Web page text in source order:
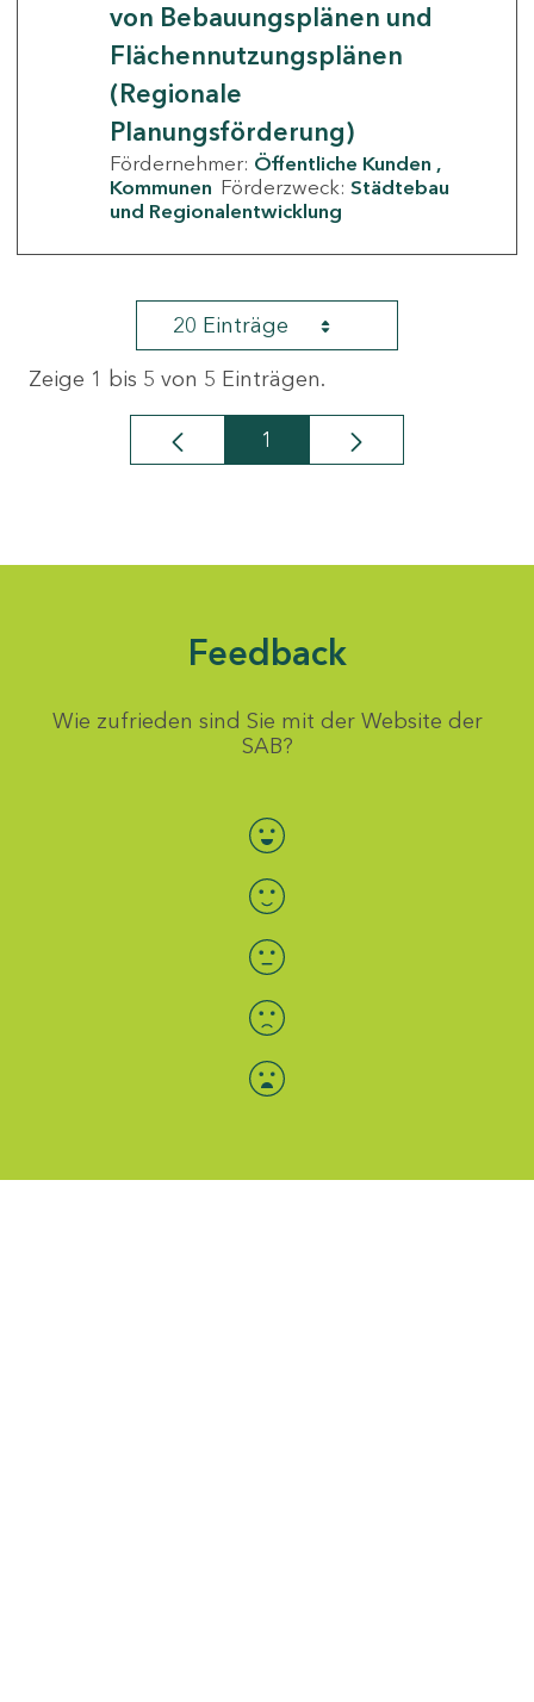
von Bebauungsplänen und
Flächennutzungsplänen
(Regionale
Planungsförderung)
Fördernehmer: Öffentliche Kunden
Kommunen Förderzweck: Städtebau
und Regionalentwicklung
20 Einträge
Zeige 1 bis 5 von 5 Einträgen.
Seite
1
Feedback
Wie zufrieden sind Sie mit der Website der
SAB?
Bewertung auswählen